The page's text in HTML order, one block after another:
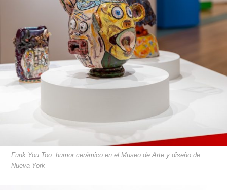
Funk You Too: humor cerámico en el Museo de Arte y diseño de
Nueva York